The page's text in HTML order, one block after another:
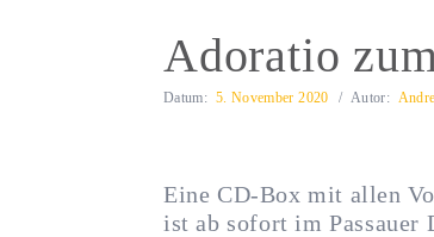
Adoratio
Datum: 5. November 2020 Autor:
Eine CD-Box mit allen
ist ab sofort im Passauer